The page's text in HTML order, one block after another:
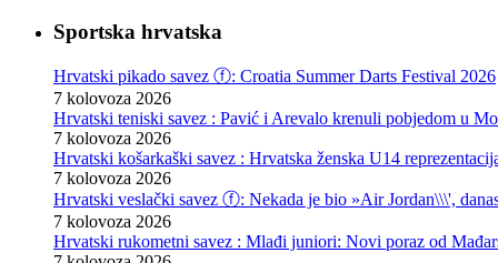
Sportska hrvatska
Hrvatski pikado savez ⓕ: Croatia Summer Darts Festival 2026
7 kolovoza 2026
Hrvatski teniski savez : Pavić i Arevalo krenuli pobjedom u
7 kolovoza 2026
Hrvatski košarkaški savez : Hrvatska ženska U14
7 kolovoza 2026
Hrvatski veslački savez ⓕ: Nekada je bio »Air Jordan\\\',
7 kolovoza 2026
Hrvatski rukometni savez : Mlađi juniori: Novi poraz od